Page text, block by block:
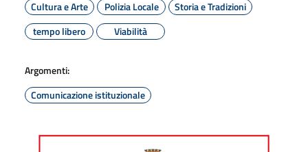
Cultura e Arte
Polizia Locale
Storia e Tradizioni
tempo libero
Viabilità
Argomenti:
Comunicazione istituzionale